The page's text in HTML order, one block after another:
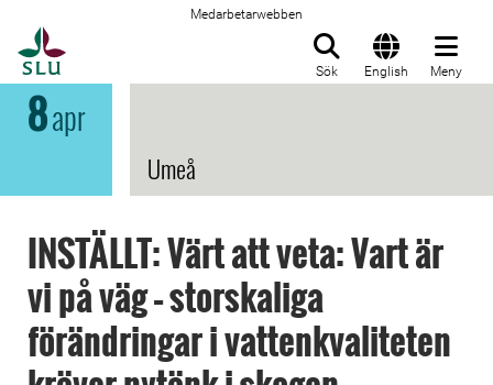
Medarbetarwebben
Sök English Meny
8apr
Umeå
INSTÄLLT: Värt att veta: Vart är
vi på väg – storskaliga
förändringar i vattenkvaliteten